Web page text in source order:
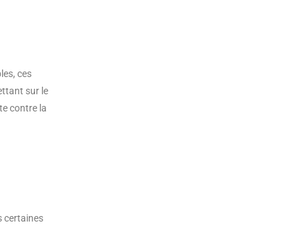
ces
sur le
contre la
certaines